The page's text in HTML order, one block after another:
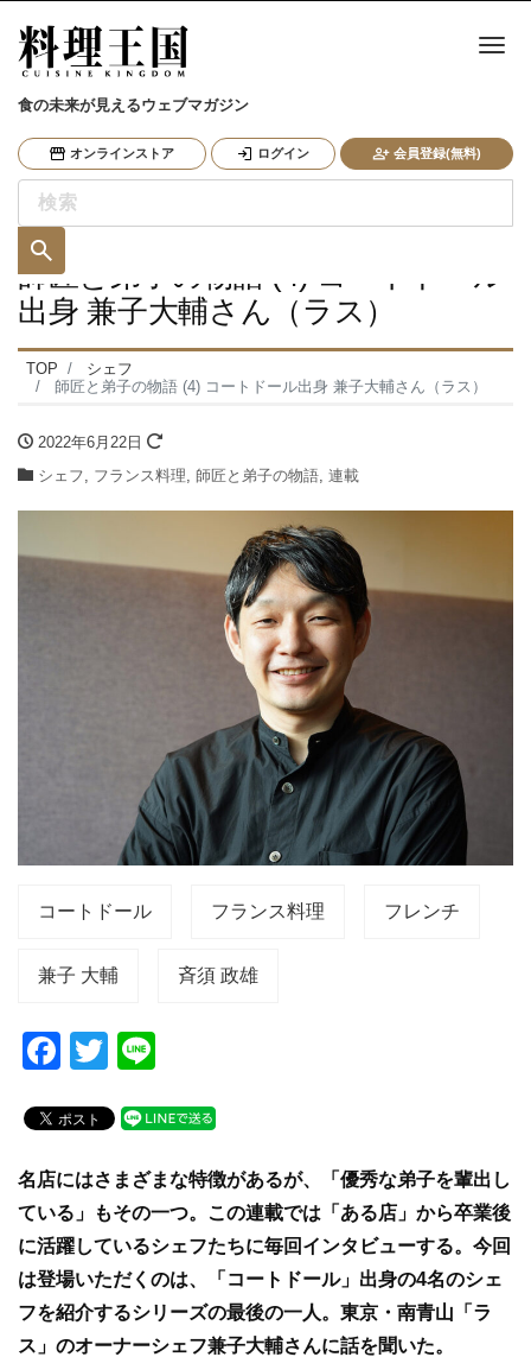
食の未来が見えるウェブマガジン
オンラインストア ログイン 会員登録(無料)
ナ
師匠と弟子の物語 (4) コートドール
出身 兼子大輔さん（ラス）
TOP
シェフ
師匠と弟子の物語 (4) コートドール出身 兼子大輔さん（ラス）
2022年6月22日
シェフ, フランス料理, 師匠と弟子の物語, 連載
コートドール フランス料理 フレンチ
兼子 大輔 斉須 政雄
F
c
e
b
o
o
k
T
tt
er
e
名店にはさまざまな特徴があるが、「優秀な弟子を輩出し
ている」もその一つ。この連載では「ある店」から卒業後
に活躍しているシェフたちに毎回インタビューする。今回
は登場いただくのは、「コートドール」出身の4名のシェ
フを紹介するシリーズの最後の一人。 東京・南青山「ラ
ス」のオーナーシェフ兼子大輔さんに話を聞いた。